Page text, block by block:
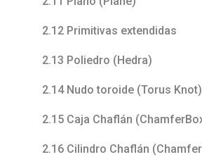
2.12 Primitivas extendidas
2.13 Poliedro (Hedra)
2.14 Nudo toroide (Torus Knot)
2.15 Caja Chaflán
2.16 Cilindro Chaflán